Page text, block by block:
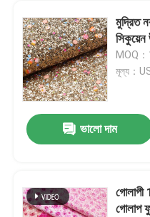
মুদ্রিত
সিকুয়েন
MOQ
মূল্য：
ভালো দাম
গোলাপী
গোলাপ